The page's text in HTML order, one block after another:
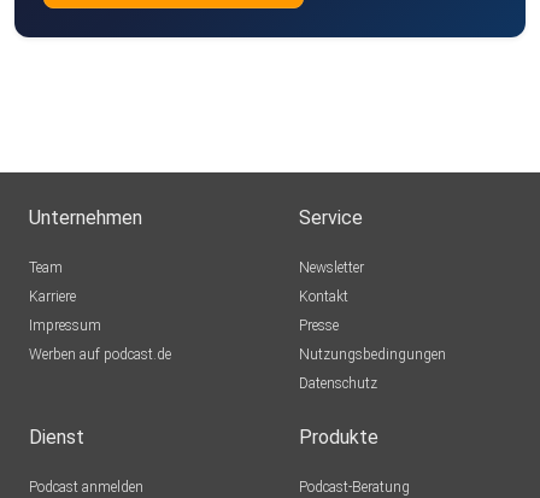
Unternehmen
Team
Karriere
Impressum
Werben auf podcast.de
Service
Newsletter
Kontakt
Presse
Nutzungsbedingungen
Datenschutz
Dienst
Podcast anmelden
Produkte
Podcast-Beratung